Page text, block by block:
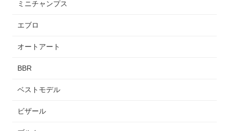
ミニチャンプス
エブロ
オートアート
BBR
ベストモデル
ビザール